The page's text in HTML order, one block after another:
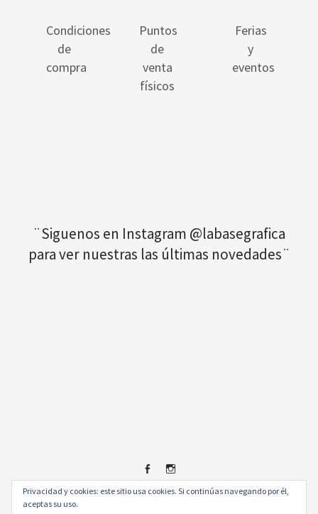
Condiciones
de
compra
Puntos
de
venta
físicos
Ferias
y
eventos
¨Siguenos en Instagram @labasegrafica
para ver nuestras las últimas novedades¨
FacebookInstagram
© 2026.
Privacidad y cookies: este sitio usa cookies. Si continúas navegando por él,
aceptas su uso.